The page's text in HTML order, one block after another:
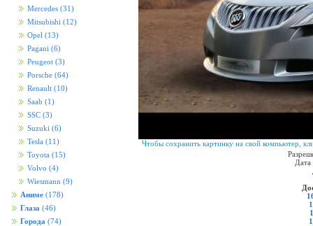
Mercedes (31)
Mitsubishi (12)
Opel (13)
Pagani (6)
Peugeot (3)
Porsche (64)
Renault (10)
Saab (1)
SSC (3)
Suzuki (6)
Tesla (11)
Toyota (15)
Volvo (4)
Wiesmann (9)
Аниме (178)
Глаза (46)
Города (74)
Чтобы сохранить картинку на свой компьютер,
Дата